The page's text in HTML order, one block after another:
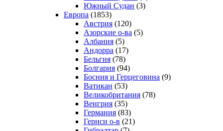
Южный Судан (3)
Европа (1853)
Австрия (120)
Азорские о-ва (5)
Албания (5)
Андорра (17)
Бельгия (78)
Болгария (94)
Босния и Герцеговина (9)
Ватикан (53)
Великобритания (78)
Венгрия (35)
Германия (83)
Гернси о-в (21)